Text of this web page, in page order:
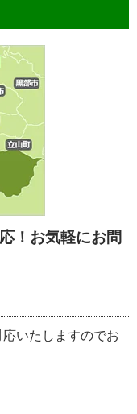
！お気軽にお問
いたしますのでお